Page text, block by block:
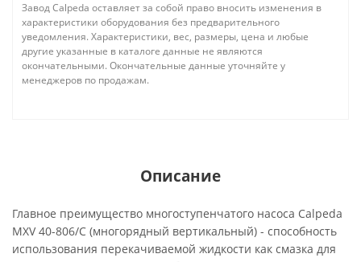
Завод Calpeda оставляет за собой право вносить изменения в
характеристики оборудования без предварительного
уведомления. Характеристики, вес, размеры, цена и любые
другие указанные в каталоге данные не являются
окончательными. Окончательные данные уточняйте у
менеджеров по продажам.
Описание
Главное преимущество многоступенчатого насоса Calpeda
MXV 40-806/C (многорядный вертикальный) - способность
использования перекачиваемой жидкости как смазка для